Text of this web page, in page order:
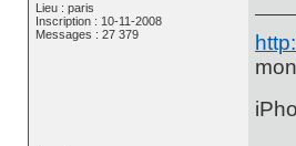
Lieu : paris
Inscription : 10-11-2008
Messages : 27 379